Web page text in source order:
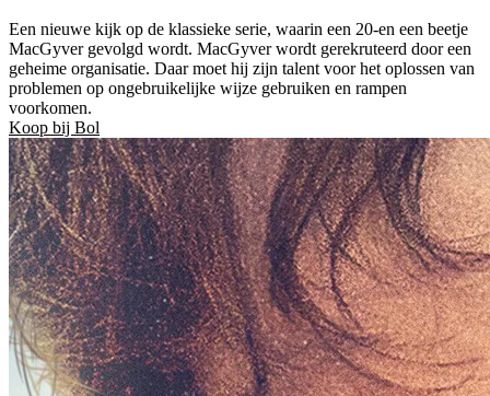
Een nieuwe kijk op de klassieke serie, waarin een 20-en een beetje
MacGyver gevolgd wordt. MacGyver wordt gerekruteerd door een
geheime organisatie. Daar moet hij zijn talent voor het oplossen van
problemen op ongebruikelijke wijze gebruiken en rampen
voorkomen.
Koop bij Bol